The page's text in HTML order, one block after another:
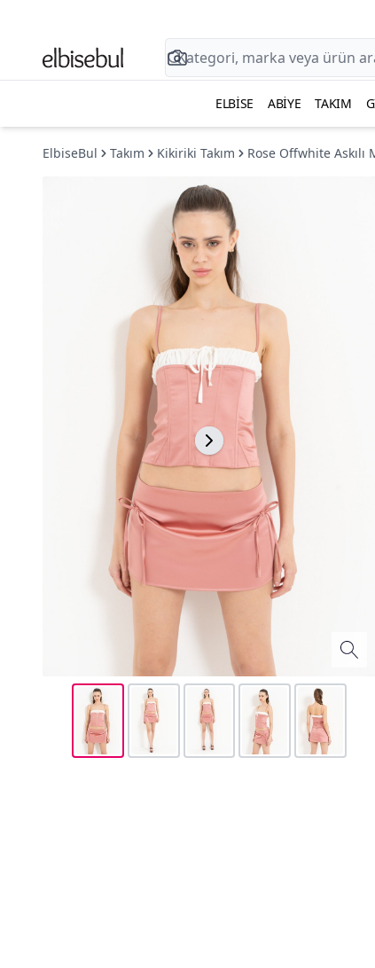
ELBISE ABIYE TAKIM
ElbiseBul Takım Kikiriki Takım
Rose Offwhite